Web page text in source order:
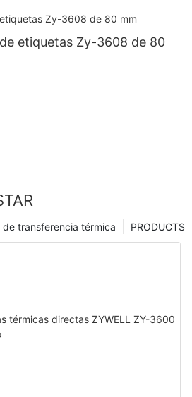
etiquetas Zy-3608 de 80
PRODUCTS
transferencia térmica